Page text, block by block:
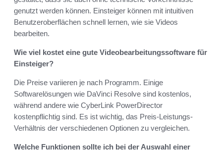
genutzt werden können. Einsteiger können mit intuitiven
Benutzeroberflächen schnell lernen, wie sie Videos
bearbeiten.
Wie viel kostet eine gute Videobearbeitungssoftware für
Einsteiger?
Die Preise variieren je nach Programm. Einige
Softwarelösungen wie DaVinci Resolve sind kostenlos,
während andere wie CyberLink PowerDirector
kostenpflichtig sind. Es ist wichtig, das Preis-Leistungs-
Verhältnis der verschiedenen Optionen zu vergleichen.
Welche Funktionen sollte ich bei der Auswahl einer